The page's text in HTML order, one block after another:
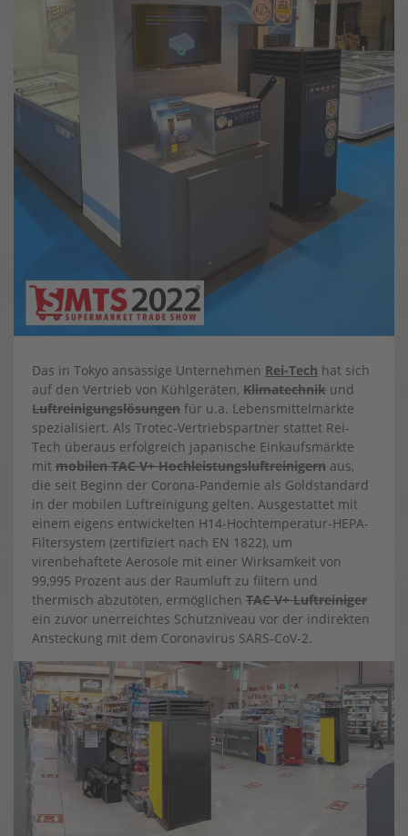
Das in Tokyo ansässige Unternehmen Rei-Tech hat sich
auf den Vertrieb von Kühlgeräten, Klimatechnik und
Luftreinigungslösungen für u.a. Lebensmittelmärkte
spezialisiert. Als Trotec-Vertriebspartner stattet Rei-
Tech überaus erfolgreich japanische Einkaufsmärkte
mit mobilen TAC V+ Hochleistungsluftreinigern aus,
die seit Beginn der Corona-Pandemie als Goldstandard
in der mobilen Luftreinigung gelten. Ausgestattet mit
einem eigens entwickelten H14-Hochtemperatur-HEPA-
Filtersystem (zertifiziert nach EN 1822), um
virenbehaftete Aerosole mit einer Wirksamkeit von
99,995 Prozent aus der Raumluft zu filtern und
thermisch abzutöten, ermöglichen TAC V+ Luftreiniger
ein zuvor unerreichtes Schutzniveau vor der indirekten
Ansteckung mit dem Coronavirus SARS-CoV-2.